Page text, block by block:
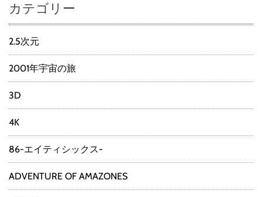
カテゴリー
2.5次元
2001年宇宙の旅
3D
4K
86-エイティシックス-
ADVENTURE OF AMAZONES